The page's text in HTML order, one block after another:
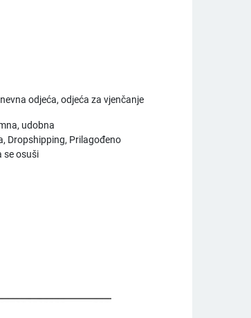
odjeća, odjeća za vjenčanje
udobna
Dropshipping, Prilagođeno
se osuši